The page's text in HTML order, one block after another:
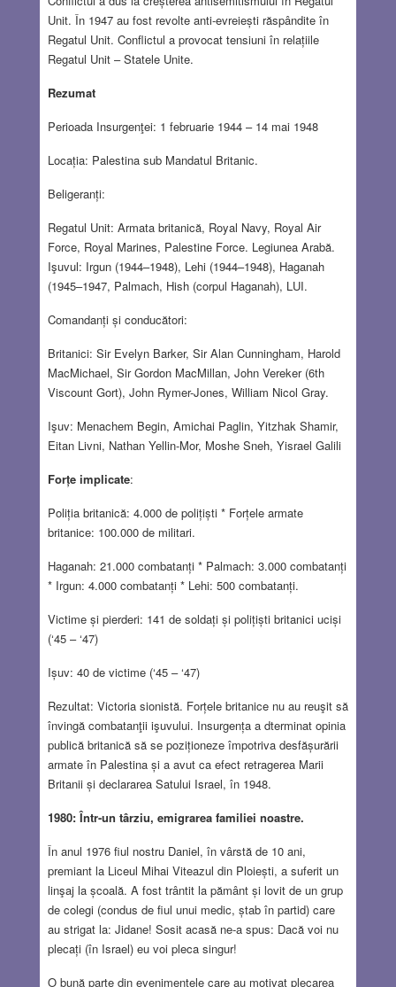
Unit. În 1947 au fost revolte anti-evreiești răspândite în
Regatul Unit. Conflictul a provocat tensiuni în relațiile
Regatul Unit – Statele Unite.
Rezumat
Perioada Insurgenţei: 1 februarie 1944 – 14 mai 1948
Locația: Palestina sub Mandatul Britanic.
Beligeranți:
Regatul Unit: Armata britanică, Royal Navy, Royal Air
Force, Royal Marines, Palestine Force. Legiunea Arabă.
Işuvul: Irgun (1944–1948), Lehi (1944–1948), Haganah
(1945–1947, Palmach, Hish (corpul Haganah), LUI.
Comandanți și conducători:
Britanici: Sir Evelyn Barker, Sir Alan Cunningham, Harold
MacMichael, Sir Gordon MacMillan, John Vereker (6th
Viscount Gort), John Rymer-Jones, William Nicol Gray.
Işuv: Menachem Begin, Amichai Paglin, Yitzhak Shamir,
Eitan Livni, Nathan Yellin-Mor, Moshe Sneh, Yisrael Galili
Forțe implicate:
Poliția britanică: 4.000 de polițiști * Forțele armate
britanice: 100.000 de militari.
Haganah: 21.000 combatanți * Palmach: 3.000 combatanți
* Irgun: 4.000 combatanți * Lehi: 500 combatanți.
Victime și pierderi: 141 de soldați și polițiști britanici uciși
(‘45 – ‘47)
Ișuv: 40 de victime (‘45 – ‘47)
Rezultat: Victoria sionistă. Forțele britanice nu au reuşit să
învingă combatanţii işuvului. Insurgența a dterminat opinia
publică britanică să se poziționeze împotriva desfășurării
armate în Palestina și a avut ca efect retragerea Marii
Britanii și declararea Satului Israel, în 1948.
1980: Într-un târziu, emigrarea familiei noastre.
În anul 1976 fiul nostru Daniel, în vârstă de 10 ani,
premiant la Liceul Mihai Viteazul din Ploiești, a suferit un
linşaj la școală. A fost trântit la pământ și lovit de un grup
de colegi (condus de fiul unui medic, ștab în partid) care
au strigat la: Jidane! Sosit acasă ne-a spus: Dacă voi nu
plecați (în Israel) eu voi pleca singur!
O bună parte din evenimentele care au motivat plecarea